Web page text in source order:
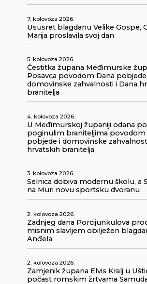
7. kolovoza 2026.
Ususret blagdanu Velike Gospe,
Marija proslavila svoj dan
5. kolovoza 2026.
Čestitka župana Međimurske
Posavca povodom Dana
domovinske zahvalnosti i Dana
branitelja
4. kolovoza 2026.
U Međimurskoj županiji odana
poginulim braniteljima povodom
pobjede i domovinske
hrvatskih branitelja
3. kolovoza 2026.
Selnica dobiva modernu školu, a
na Muri novu sportsku dvoranu
2. kolovoza 2026.
Zadnjeg dana Porcijunkulova
misnim slavljem obilježen
Anđela
2. kolovoza 2026.
Zamjenik župana Elvis Kralj u
počast romskim žrtvama